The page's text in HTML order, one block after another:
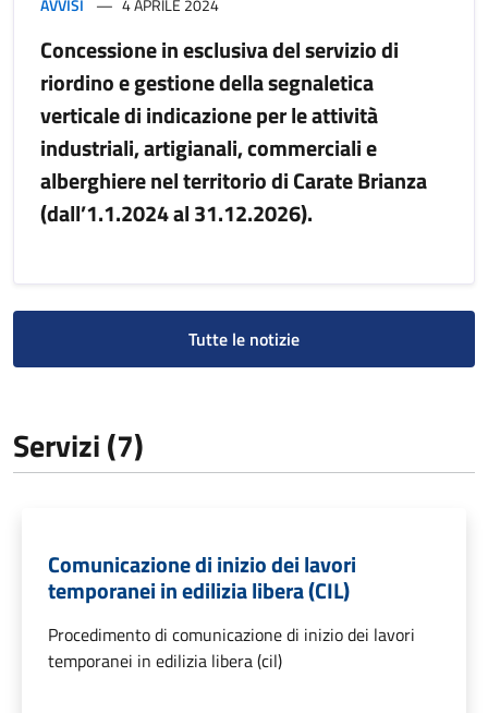
Concessione in esclusiva del servizio di
riordino e gestione della segnaletica
verticale di indicazione per le attività
industriali, artigianali, commerciali e
alberghiere nel territorio di Carate Brianza
(dall’1.1.2024 al 31.12.2026).
Tutte le notizie
Servizi (7)
Comunicazione di inizio dei lavori
temporanei in edilizia libera (CIL)
Procedimento di comunicazione di inizio dei lavori
temporanei in edilizia libera (cil)